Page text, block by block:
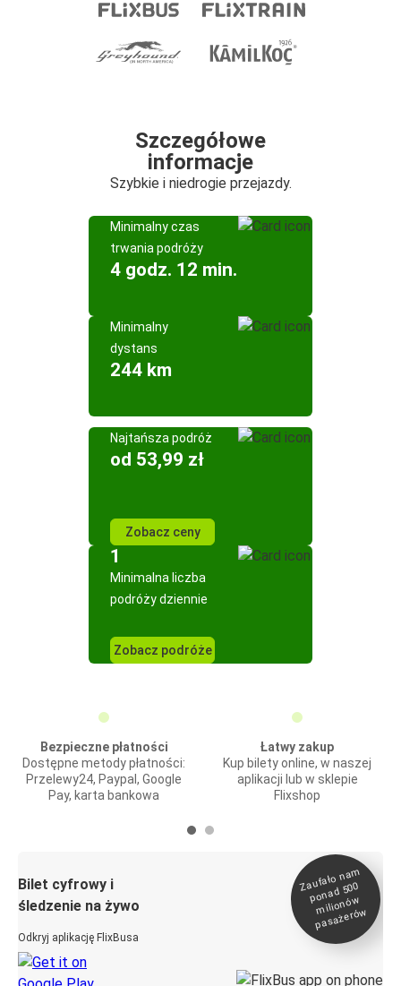
Szczegółowe
informacje
Szybkie i niedrogie przejazdy.
Minimalny czas
trwania podróży
4 godz. 12 min.
Minimalny
dystans
244 km
Najtańsza podróż
od 53,99 zł
Zobacz ceny
1
Minimalna liczba
podróży dziennie
Zobacz podróże
Bezpieczne płatności
Dostępne metody płatności:
Przelewy24, Paypal, Google
Pay, karta bankowa
Łatwy zakup
Kup bilety online, w naszej
aplikacji lub w sklepie
Flixshop
Bilet cyfrowy i
śledzenie na żywo
Odkryj aplikację FlixBusa
Zaufało na
m
ponad 500
milionó
w
pasażeró
w